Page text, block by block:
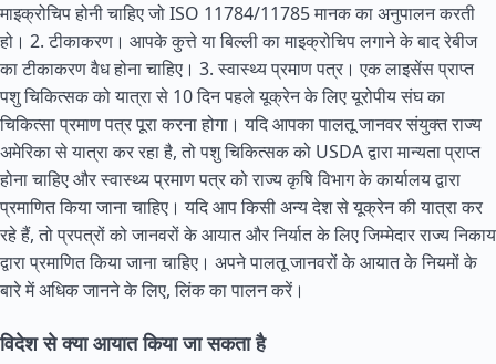
माइक्रोचिप होनी चाहिए जो ISO 11784/11785 मानक का अनुपालन करती
हो। 2. टीकाकरण। आपके कुत्ते या बिल्ली का माइक्रोचिप लगाने के बाद रेबीज
का टीकाकरण वैध होना चाहिए। 3. स्वास्थ्य प्रमाण पत्र। एक लाइसेंस प्राप्त
पशु चिकित्सक को यात्रा से 10 दिन पहले यूक्रेन के लिए यूरोपीय संघ का
चिकित्सा प्रमाण पत्र पूरा करना होगा। यदि आपका पालतू जानवरसंयुक्त राज्य
अमेरिका से यात्रा कर रहा है, तो पशु चिकित्सक को USDA द्वारा मान्यता प्राप्त
होना चाहिए और स्वास्थ्य प्रमाण पत्र को राज्य कृषि विभाग के कार्यालय द्वारा
प्रमाणित किया जाना चाहिए। यदि आप किसी अन्य देश से यूक्रेन की यात्रा कर
रहे हैं, तो प्रपत्रों को जानवरों के आयात और निर्यात के लिए जिम्मेदार राज्य निकाय
द्वारा प्रमाणित किया जाना चाहिए। अपने पालतू जानवरों के आयात के नियमों के
बारे में अधिक जानने के लिए, लिंक का पालन करें।
विदेश से क्या आयात किया जा सकता है